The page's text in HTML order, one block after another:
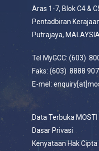
Aras 1-7, Blok C4 &
Pentadbiran
Putrajaya, MALAYSIA
Tel MyGCC: (603)
Faks: (603) 8888
E-mel:
Data Terbuka MOSTI
Dasar Privasi
Kenyataan Hak Cipta